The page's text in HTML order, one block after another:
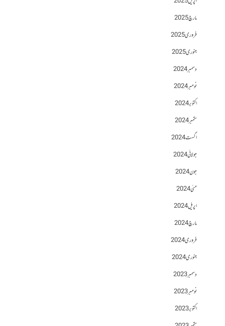
مارچ 2025
فروری 2025
جنوری 2025
دسمبر 2024
نومبر 2024
اکتوبر 2024
ستمبر 2024
اگست 2024
جولائی 2024
جون 2024
مئی 2024
اپریل 2024
مارچ 2024
فروری 2024
جنوری 2024
دسمبر 2023
نومبر 2023
اکتوبر 2023